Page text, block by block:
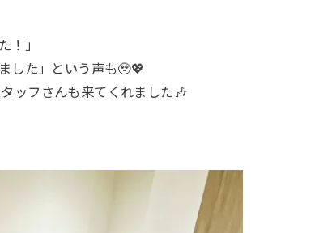
！」
した」という声も🥹💖
ッフさんも来てくれました🎶